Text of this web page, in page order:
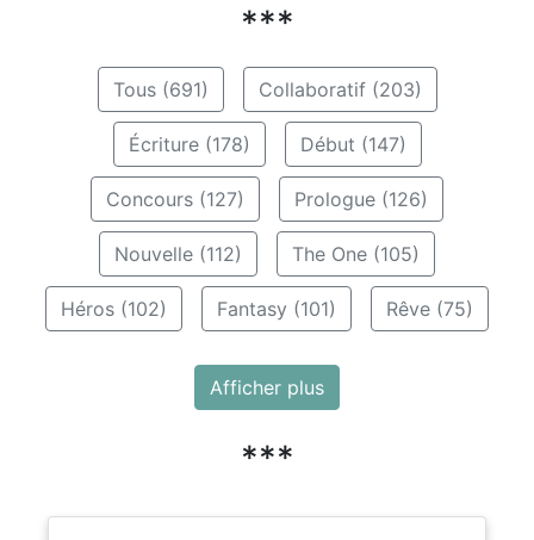
***
Tous (691) Collaboratif (203)
Écriture (178) Début (147)
Concours (127) Prologue (126)
Nouvelle (112) The One (105)
Héros (102) Fantasy (101) Rêve (75)
Afficher plus
***